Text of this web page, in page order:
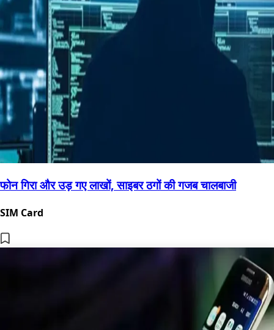
फोन गिरा और उड़ गए लाखों, साइबर ठगों की गजब चालबाजी
SIM Card